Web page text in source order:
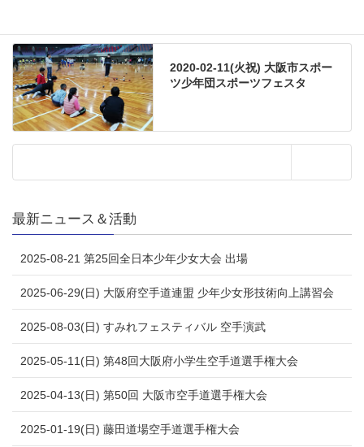
2020-02-11(火祝) 大阪市スポー
ツ少年団スポーツフェスタ
最新ニュース＆活動
2025-08-21 第25回全日本少年少女大会 出場
2025-06-29(日) 大阪府空手道連盟 少年少女形技術向上講習会
2025-08-03(日) すみれフェスティバル 空手演武
2025-05-11(日) 第48回大阪府小学生空手道選手権大会
2025-04-13(日) 第50回 大阪市空手道選手権大会
2025-01-19(日) 藤田道場空手道選手権大会